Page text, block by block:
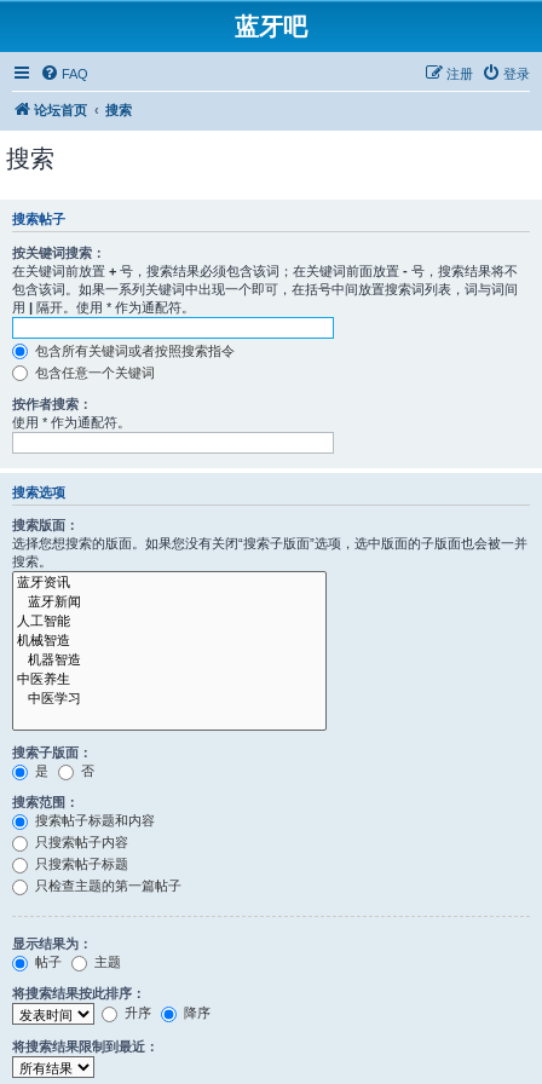
蓝牙吧
FAQ 登录
注册
论坛首页 搜索
搜索
搜索帖子
按关键词搜索：
在关键词前放置 + 号，搜索结果必须包含该词；在关键词前面放置 - 号，搜索结果将不
包含该词。如果一系列关键词中出现一个即可，在括号中间放置搜索词列表，词与词间
用 | 隔开。使用 * 作为通配符。
包含所有关键词或者按照搜索指令
包含任意一个关键词
按作者搜索：
使用 * 作为通配符。
搜索选项
搜索版面：
选择您想搜索的版面。如果您没有关闭“搜索子版面”选项，选中版面的子版面也会被一并
搜索。
搜索子版面：
是
否
搜索范围：
搜索帖子标题和内容
只搜索帖子内容
只搜索帖子标题
只检查主题的第一篇帖子
显示结果为：
帖子
主题
将搜索结果按此排序：
升序
降序
将搜索结果限制到最近：